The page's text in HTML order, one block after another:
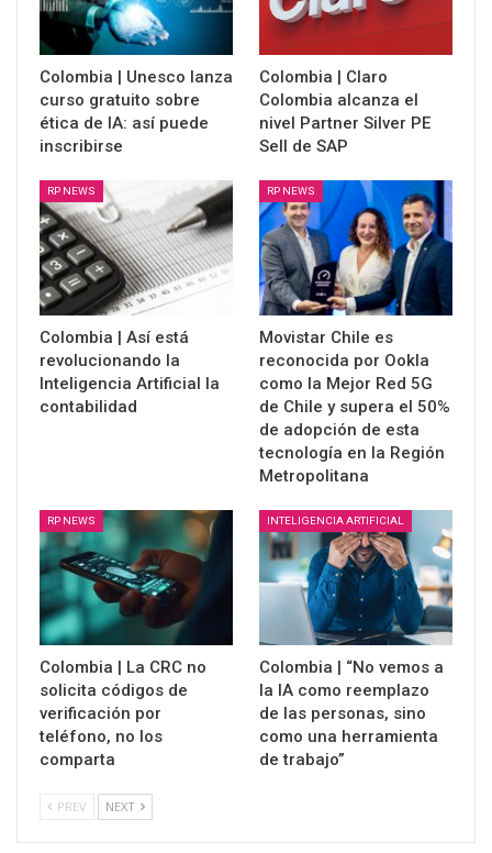
Colombia | Unesco lanza
curso gratuito sobre
ética de IA: así puede
inscribirse
Colombia | Claro
Colombia alcanza el
nivel Partner Silver PE
Sell de SAP
RP NEWS
Colombia | Así está
revolucionando la
Inteligencia Artificial la
contabilidad
RP NEWS
Movistar Chile es
reconocida por Ookla
como la Mejor Red 5G
de Chile y supera el 50%
de adopción de esta
tecnología en la Región
Metropolitana
RP NEWS
Colombia | La CRC no
solicita códigos de
verificación por
teléfono, no los
comparta
INTELIGENCIA ARTIFICIAL
Colombia | “No vemos a
la IA como reemplazo
de las personas, sino
como una herramienta
de trabajo”
PREV NEXT